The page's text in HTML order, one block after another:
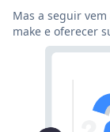
Mas a seguir
make e oferecer